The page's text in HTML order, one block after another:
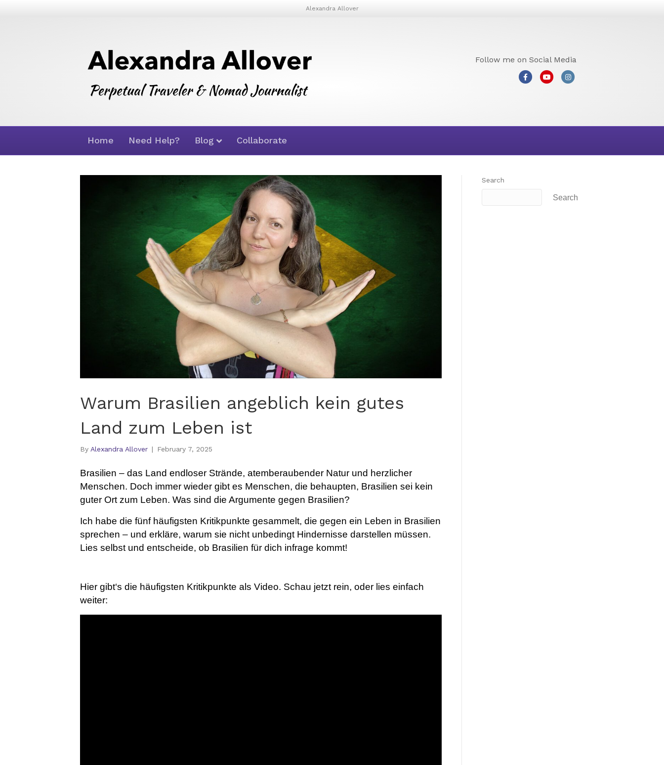
Alexandra Allover
Follow me on Social Media
FacebookYoutube
Home Need Help? Blog Collaborate
Warum Brasilien angeblich kein gutes
Land zum Leben ist
By Alexandra Allover | February 7, 2025
Brasilien – das Land endloser Strände, atemberaubender Natur und herzlicher
Menschen. Doch immer wieder gibt es Menschen, die behaupten, Brasilien sei kein
guter Ort zum Leben. Was sind die Argumente gegen Brasilien?
Ich habe die fünf häufigsten Kritikpunkte gesammelt, die gegen ein Leben in Brasilien
sprechen – und erkläre, warum sie nicht unbedingt Hindernisse darstellen müssen.
Lies selbst und entscheide, ob Brasilien für dich infrage kommt!
Hier gibt‘s die häufigsten Kritikpunkte als Video. Schau jetzt rein, oder lies einfach
weiter:
Search
Search